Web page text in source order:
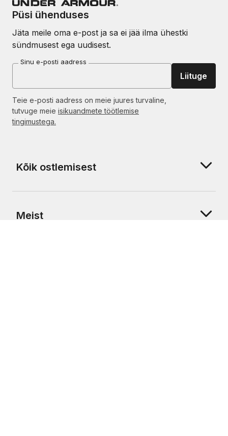
Püsi ühenduses
Jäta meile oma e-post ja sa ei jää ilma ühestki
sündmusest ega uudisest.
Sinu e-posti aadress
Liituge
Teie e-posti aadress on meie juures turvaline,
tutvuge meie isikuandmete töötlemise
tingimustega.
Kõik ostlemisest
Meist